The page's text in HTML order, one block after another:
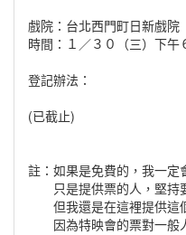
戲院：台北西門町日新戲院
時間：１／３０（三）下午
登記辦法：
(已截止)
註：如果是免費的，我一定
只是提供票的人，堅持
但我還是在這裡提供這
因為特映會的票對一般